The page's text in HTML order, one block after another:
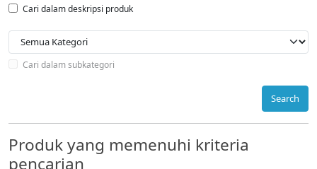
Cari dalam deskripsi produk
Cari dalam subkategori
Search
Produk yang memenuhi kriteria
pencarian